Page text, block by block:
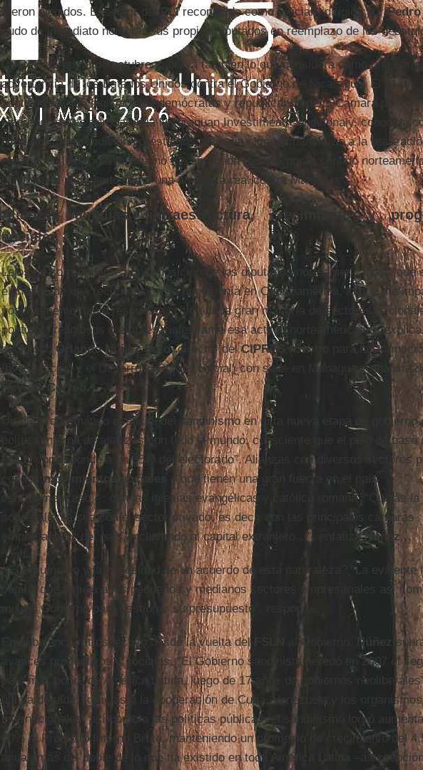
fueron elegidos. El sector del
PLIreconocido como “oficial”, dirigido por
pudo de inmediato nombrar sus propios diputados en reemplazo de los
La Revista envío de octubre subraya también lo que considera como una seria
advertencia de los Estados Unidos contra el Gobierno de Nicaragua. El 21 de
septiembre, 435 legisladores demócratas y republicanos de la Cámara de
Representantes aprobaron la Nicaraguan Investiment Conditionaly, conocida
Nica Act, que condiciona préstamos de instituciones financieras a la
elecciones libres. La misma no fue aprobada todavía por el senado
pero queda planeando como una amenaza real contra Managua.
Alianzas amplias, infraestructura, crecimiento y
sociales
Lejos de sorprenderse por la posición de los diputados norteamericanos, “que
el intento de una recuperación de hegemonía en Centroamérica, lo que me
positivamente fue la respuesta crítica de la gran mayoría de sectores
políticos, religiosos o empresariales, ante esa actitud norteamericana”,
sociólogoOrlando Núñez Soto, director delCIPRES
(Centro para la
Investigación y el Desarrollo Rural y Social) con sede en Managua y analista
Revista Correo
.
Un eje programático esencial del sandinismo en esta nueva etapa de gobierno
política interna de alianzas con todo el mundo, consciente que el piso de base
FSLN
corresponde a un 35% del electorado”. Alianzas con diversos sectores
con losmovimientos sociales
– que tienen una gran fuerza en el país
centroamericano - ; con las iglesias evangélicas y católica romana. “Quizás la
sobresaliente sea con el sector privado, es decir con las principales cámaras
empresariales del país, incluyendo al capital extranjero…”, enfatizaNúñez.
¿El argumento y la necesidad de un acuerdo de esta naturaleza? “La evidente
capital que aqueja a los pequeños y medianos sectores empresariales así
mismo Gobierno para gestionar su presupuesto”, responde.
En el balance retrospectivo desde la vuelta del al Gobierno, Núñez
avances productivos y sociales. “El Gobierno sandinista heredó en 2007 el
país más pobre de América Latina, luego de 17 años de gobiernos
última década, “gracias a la cooperación de Cuba, Venezuela y los organismos
internacionales, así como a las políticas públicas, el sandinismo logró
40% el Producto Interno Bruto, manteniendo un promedio de crecimiento del
anual, más del doble de lo que ha existido en toda América Latina –a